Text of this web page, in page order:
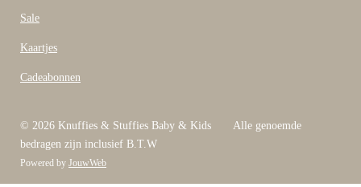
Sale
Kaartjes
Cadeabonnen
© 2026 Knuffies & Stuffies Baby & Kids Alle genoemde
bedragen zijn inclusief B.T.W
Powered by JouwWeb